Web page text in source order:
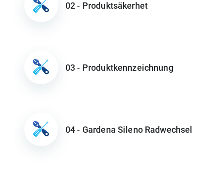
02 - Produktsäkerhet
03 - Produktkennzeichnung
04 - Gardena Sileno Radwechsel